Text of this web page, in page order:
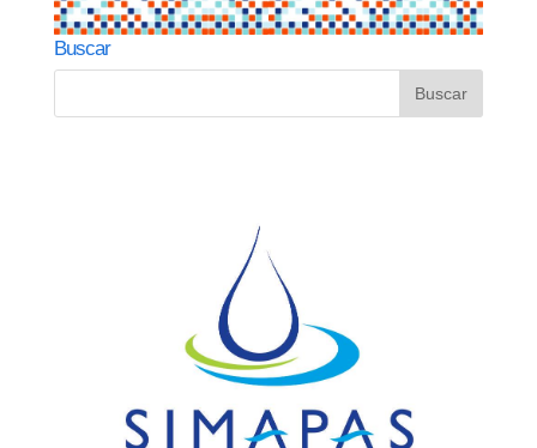
Buscar